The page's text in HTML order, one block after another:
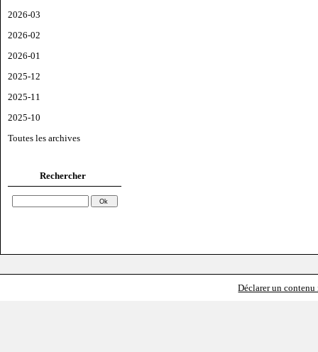
2026-03
2026-02
2026-01
2025-12
2025-11
2025-10
Toutes les archives
Rechercher
Déclarer un